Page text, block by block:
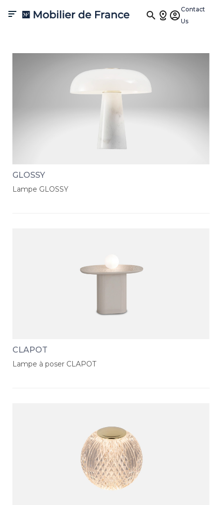

Contact
Us
Lampe à poser
moderne et haute qualité pour créer une atmosphère accueillante
avec ces lampes qui allient style et fonctionnalité.
GLOSSY
Lampe GLOSSY
CLAPOT
Lampe à poser CLAPOT